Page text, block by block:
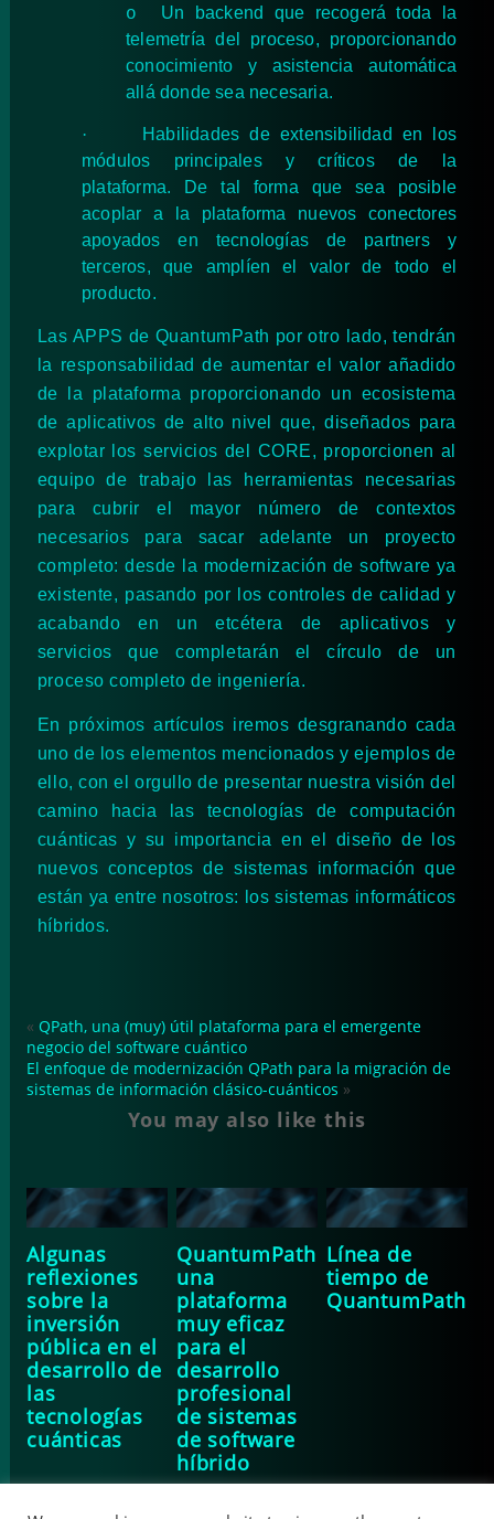
o
Un backend que recogerá toda la
telemetría del proceso, proporcionando
conocimiento y asistencia automática
allá donde sea necesaria.
·
Habilidades de extensibilidad en los
módulos principales y críticos de la
plataforma. De tal forma que sea posible
acoplar a la plataforma nuevos conectores
apoyados en tecnologías de partners y
terceros, que amplíen el valor de todo el
producto.
Las APPS de QuantumPath por otro lado, tendrán
la responsabilidad de aumentar el valor añadido
de la plataforma proporcionando un ecosistema
de aplicativos de alto nivel que, diseñados para
explotar los servicios del CORE, proporcionen al
equipo de trabajo las herramientas necesarias
para cubrir el mayor número de contextos
necesarios para sacar adelante un proyecto
completo: desde la modernización de software ya
existente, pasando por los controles de calidad y
acabando en un etcétera de aplicativos y
servicios que completarán el círculo de un
proceso completo de ingeniería.
En próximos artículos iremos desgranando cada
uno de los elementos mencionados y ejemplos de
ello, con el orgullo de presentar nuestra visión del
camino hacia las tecnologías de computación
cuánticas y su importancia en el diseño de los
nuevos conceptos de sistemas información que
están ya entre nosotros: los sistemas informáticos
híbridos.
« QPath, una (muy) útil plataforma para el emergente
negocio del software cuántico
El enfoque de modernización QPath para la migración de
sistemas de información clásico-cuánticos »
You may also like this
Algunas
reflexiones
sobre la
inversión
pública en el
desarrollo de
las
tecnologías
cuánticas
QuantumPath
una
plataforma
muy eficaz
para el
desarrollo
profesional
de sistemas
de software
híbrido
Línea de
tiempo de
QuantumPath